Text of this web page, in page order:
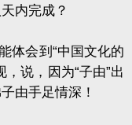
内完成？
体会到“中国文化的
说，因为“子由”出
由手足情深！